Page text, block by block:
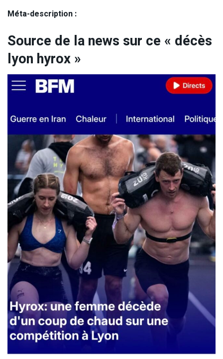
Méta-description :
Source de la news sur ce « décès
lyon hyrox »